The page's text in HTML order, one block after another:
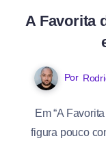
A Favorita
Por
Em “A
figura pouco